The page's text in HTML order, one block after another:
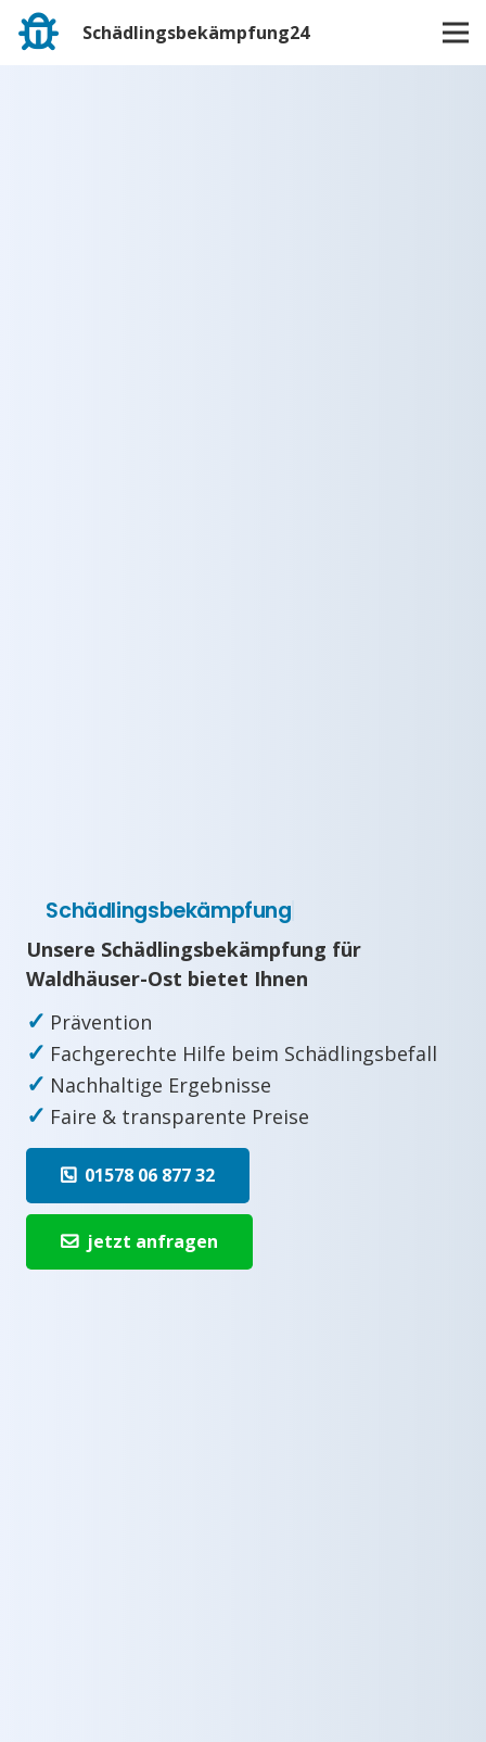
Schädlingsbekämpfung24
Schädlingsbekämpfung
Unsere Schädlingsbekämpfung für
Waldhäuser-Ost bietet Ihnen
✓ Prävention
✓ Fachgerechte Hilfe beim Schädlingsbefall
✓ Nachhaltige Ergebnisse
✓ Faire & transparente Preise
01578 06 877 32
jetzt anfragen